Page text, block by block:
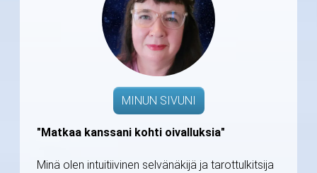
MINUN SIVUNI
"Matkaa kanssani kohti oivalluksia"
Minä olen intuitiivinen selvänäkijä ja tarottulkitsija